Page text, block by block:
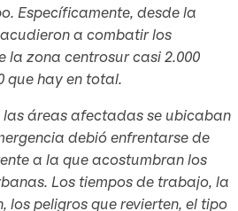
Específicamente, desde la
a combatir los
la zona centrosur casi 2.000
que hay en total.
las áreas afectadas se ubicaban
debió enfrentarse de
a la que acostumbran los
Los tiempos de trabajo, la
los peligros que revierten, el tipo